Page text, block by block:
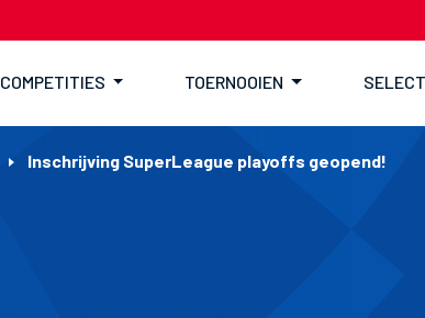
COMPETITIES TOERNOOIEN
Inschrijving SuperLeague playoffs geopend!